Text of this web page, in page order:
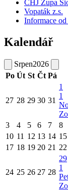
ČHJ Župa
Vopaták z.s.
Informace od
Kalendář
Srpen2026
Po Út St Čt Pá
27 28 29 30 31
1
1
3 4 5 6 7 8
10 11 12 13 14 15
17 18 19 20 21 22
24 25 26 27 28
29
1